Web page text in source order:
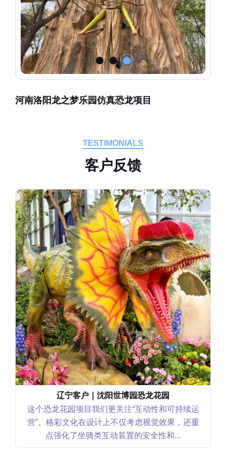
河南洛阳龙之梦乐园仿真恐龙项目
TESTIMONIALS
客户反馈
河南客户｜洛阳我家幻乐园
我们满意的是整体“氛围一体化”的打造效果
文化在前期方案设计阶段给了很多很实用的
不只是单一恐龙摆放，而是把说话...